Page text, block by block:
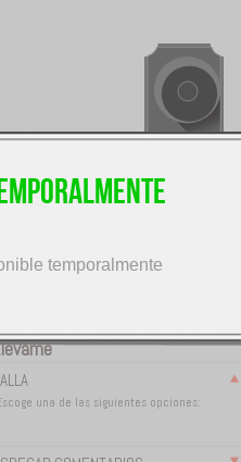
(COP)
^
una de las siguientes opciones:
temporalmente